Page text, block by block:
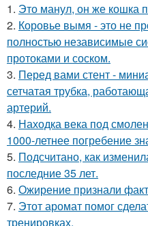
1. Это манул, он же кошка
2. Коровье вымя - это не
полностью независимые
протоками и соском.
3. Перед вами стент -
сетчатая трубка,
артерий.
4. Находка века под
1000-летнее погребение
5. Подсчитано, как
последние 35 лет.
6. Ожирение признали
7. Этот аромат помог
тренировках.